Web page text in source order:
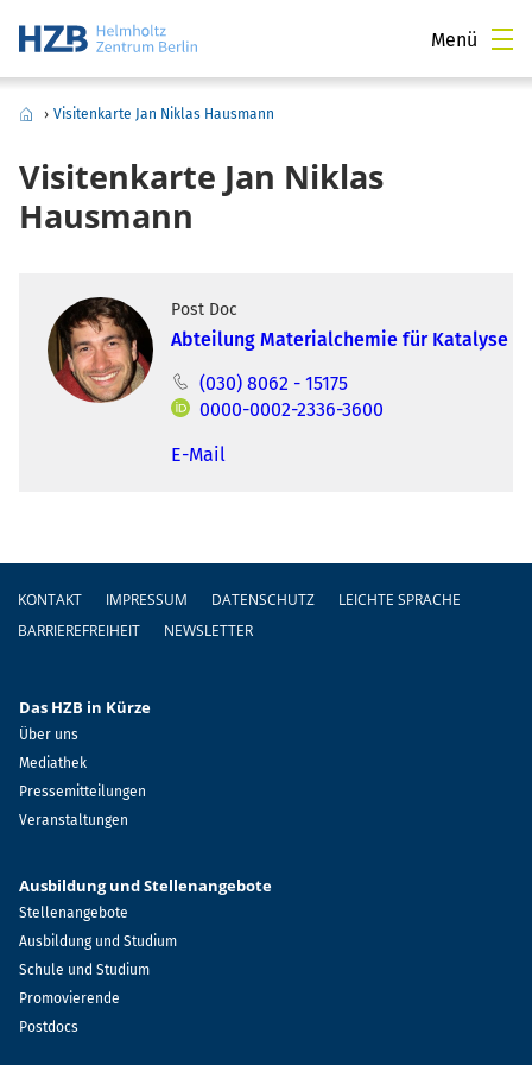
Menü
› Visitenkarte Jan Niklas Hausmann
Visitenkarte Jan Niklas
Hausmann
Post Doc
Abteilung Materialchemie für Katalyse
(030) 8062 - 15175
0000-0002-2336-3600
E-Mail
Fußzeile
KONTAKT IMPRESSUM DATENSCHUTZ
LEICHTE SPRACHE
BARRIEREFREIHEIT
NEWSLETTER
Das HZB in Kürze
Über uns
Mediathek
Pressemitteilungen
Veranstaltungen
Ausbildung und Stellenangebote
Stellenangebote
Ausbildung und Studium
Schule und Studium
Promovierende
Postdocs